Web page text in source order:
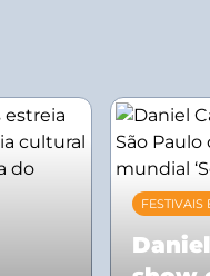
FESTIVAIS